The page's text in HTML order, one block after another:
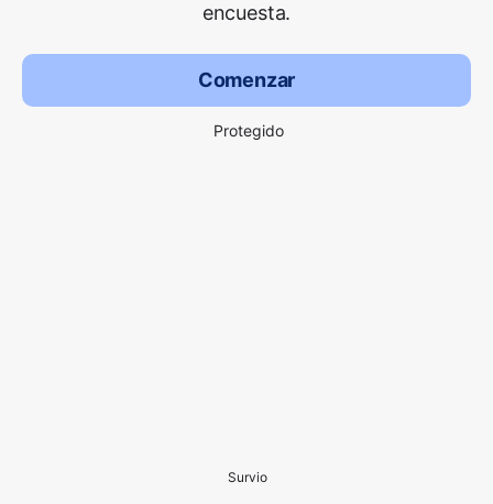
encuesta.
Comenzar
Protegido
Survio